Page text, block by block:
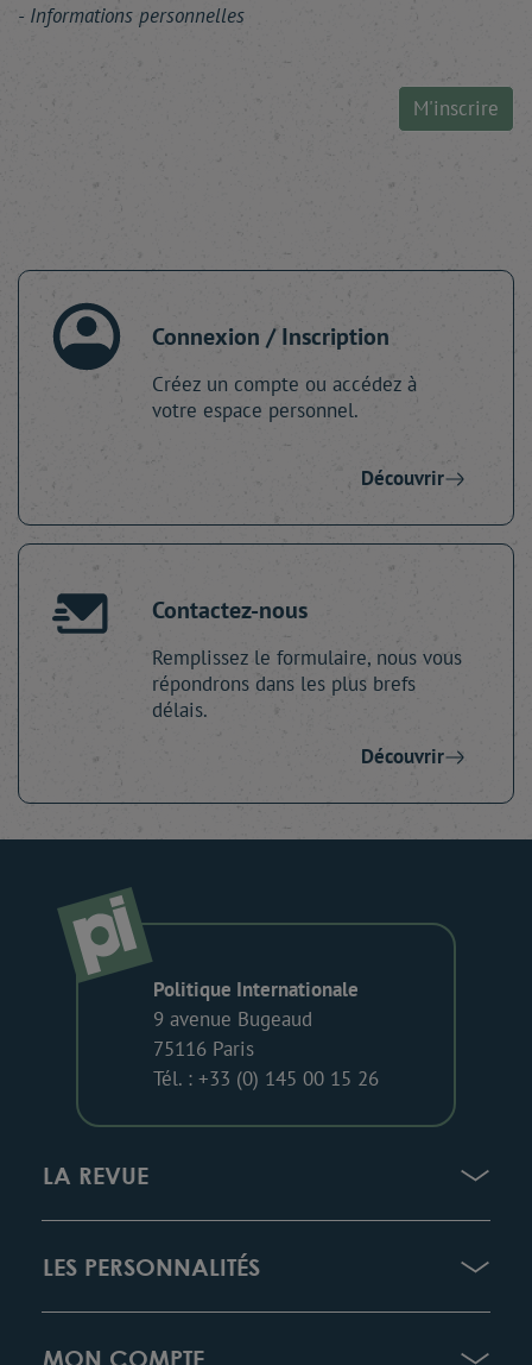
Informations personnelles
M'inscrire
Connexion / Inscription
Créez un compte ou accédez à
votre espace personnel.
Découvrir
Contactez-nous
Remplissez le formulaire, nous vous
répondrons dans les plus brefs
délais.
Découvrir
Politique Internationale
9 avenue Bugeaud
75116 Paris
Tél. : +33 (0) 145 00 15 26
LA REVUE
LES PERSONNALITÉS
MON COMPTE